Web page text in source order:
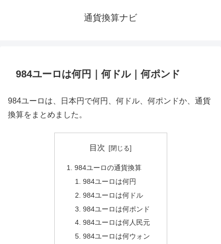
通貨換算ナビ
984ユーロは何円｜何ドル｜何ポンド
984ユーロは、日本円で何円、何ドル、何ポンドか、通貨
換算をまとめました。
目次
984ユーロの通貨換算
984ユーロは何円
984ユーロは何ドル
984ユーロは何ポンド
984ユーロは何人民元
984ユーロは何ウォン